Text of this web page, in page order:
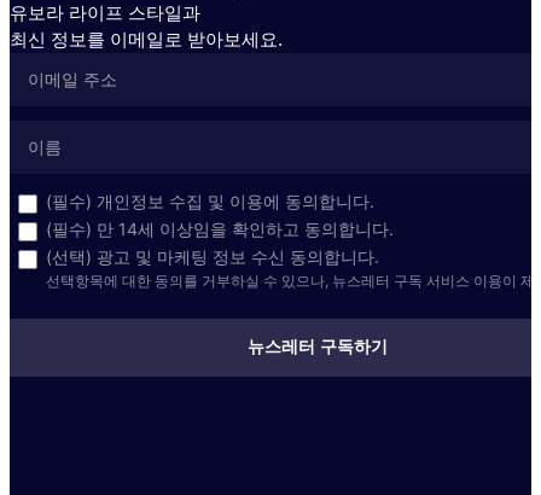
유보라 라이프 스타일과
최신 정보를 이메일로 받아보세요.
(필수) 개인정보 수집 및 이용에 동의합니다.
(필수) 만 14세 이상임을 확인하고 동의합니다.
(선택) 광고 및 마케팅 정보 수신 동의합니다.
선택항목에 대한 동의를 거부하실 수 있으나, 뉴스레터 구독 서비스 이용이 제
뉴스레터 구독하기